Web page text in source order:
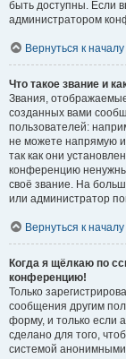
быть доступны. Если
администратором
Вернуться к началу
Что такое звание и
Звания,
созданных вами
пользователей:
не можете напрямую
так как они
конференцию
своё звание. На
или администратор
Вернуться к началу
Когда я щёлкаю по
конференцию!
Только
сообщения другим
форму, и только если
сделано для того,
системой